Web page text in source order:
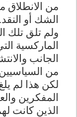
من الانطلاق
الشك أو النقد.
ولم تلق تلك
الماركسية
الجانب
من
لكن هذا لم
المفكرين
الذين كانت